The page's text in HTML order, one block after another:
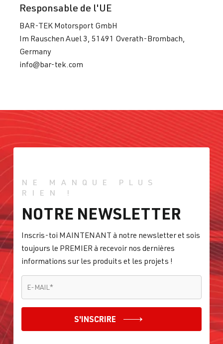
Responsable de l'UE
BAR-TEK Motorsport GmbH
Im Rauschen Auel 3, 51491 Overath-Brombach,
Germany
info@bar-tek.com
NE MANQUE PLUS
RIEN !
NOTRE NEWSLETTER
Inscris-toi MAINTENANT à notre newsletter et sois
toujours le PREMIER à recevoir nos dernières
informations sur les produits et les projets !
E-MAIL *
S'INSCRIRE